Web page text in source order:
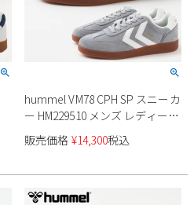
hummel VM78 CPH SP スニーカ
ー HM229510 メンズ レディース
ユニセックス
販売価格 ¥14,300税込